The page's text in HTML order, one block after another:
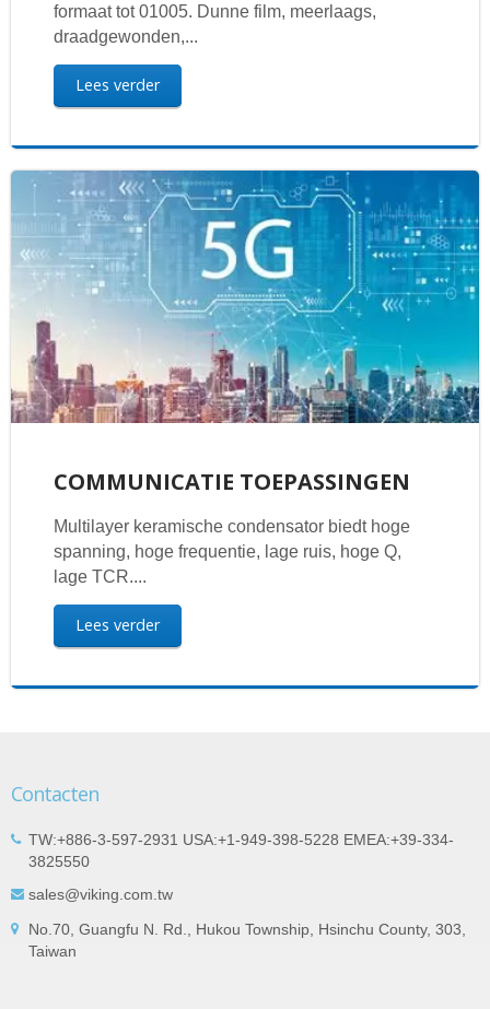
formaat tot 01005. Dunne film, meerlaags,
draadgewonden,...
Lees verder
COMMUNICATIE TOEPASSINGEN
Multilayer keramische condensator biedt hoge
spanning, hoge frequentie, lage ruis, hoge Q,
lage TCR....
Lees verder
Contacten
TW:+886-3-597-2931 USA:+1-949-398-5228 EMEA:+39-334-
3825550
sales@viking.com.tw
No.70, Guangfu N. Rd., Hukou Township, Hsinchu County, 303,
Taiwan